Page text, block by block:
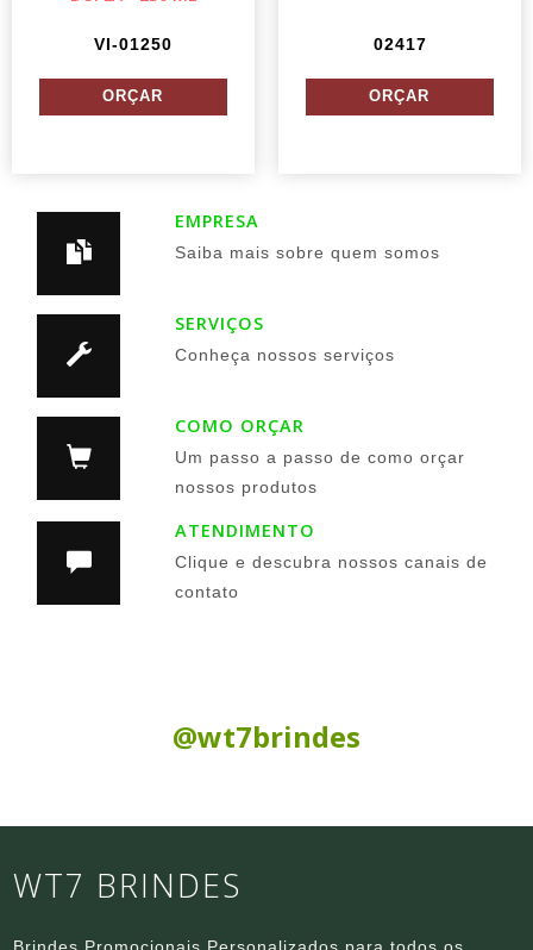
VI-01250 02417
EMPRESA
Saiba mais sobre quem somos
SERVIÇOS
Conheça nossos serviços
COMO ORÇAR
Um passo a passo de como orçar
nossos produtos
ATENDIMENTO
Clique e descubra nossos canais de
contato
@wt7brindes
WT7 BRINDES